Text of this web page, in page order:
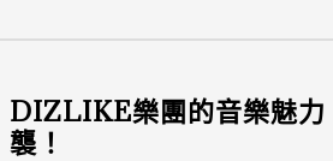
DIZLIKE樂團的音樂魅力
襲！